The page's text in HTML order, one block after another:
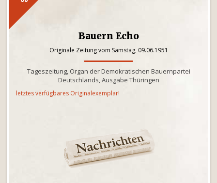
Bauern Echo
Originale Zeitung vom Samstag, 09.06.1951
Tageszeitung, Organ der Demokratischen Bauernpartei
Deutschlands, Ausgabe Thüringen
letztes verfügbares Originalexemplar!